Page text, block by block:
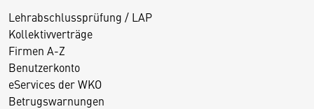
Lehrabschlussprüfung / LAP
Kollektivverträge
Firmen A-Z
Benutzerkonto
eServices der WKO
Betrugswarnungen